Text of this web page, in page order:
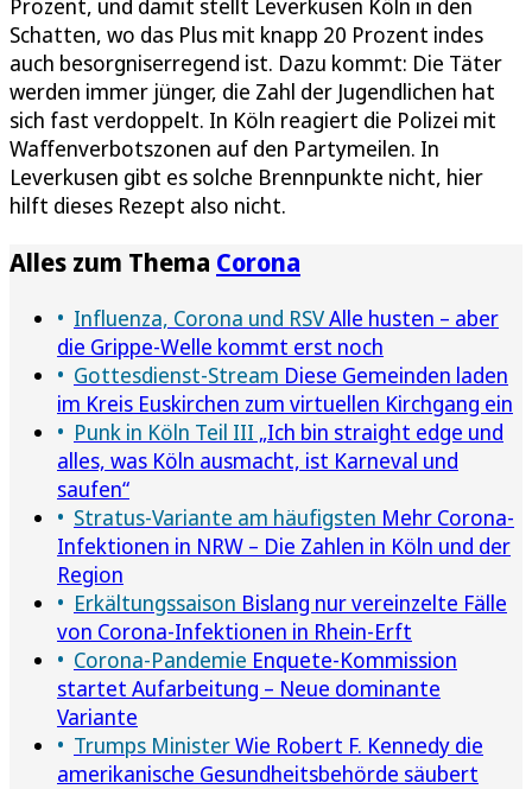
Schatten, wo das Plus mit knapp 20 Prozent indes
auch besorgniserregend ist. Dazu kommt: Die Täter
werden immer jünger, die Zahl der Jugendlichen hat
sich fast verdoppelt. In Köln reagiert die Polizei mit
Waffenverbotszonen auf den Partymeilen. In
Leverkusen gibt es solche Brennpunkte nicht, hier
hilft dieses Rezept also nicht.
Alles zum Thema Corona
Influenza, Corona und RSVAlle husten – aber
die Grippe-Welle kommt erst noch
Gottesdienst-Stream Diese Gemeinden laden
im Kreis Euskirchen zum virtuellen Kirchgang ein
Punk in Köln Teil III „Ich bin straight edge und
alles, was Köln ausmacht, ist Karneval und
saufen“
Stratus-Variante am häufigsten Mehr Corona-
Infektionen in NRW – Die Zahlen in Köln und der
Region
Erkältungssaison Bislang nur vereinzelte Fälle
von Corona-Infektionen in Rhein-Erft
Corona-Pandemie Enquete-Kommission
startet Aufarbeitung – Neue dominante
Variante
Trumps MinisterWie Robert F. Kennedy die
amerikanische Gesundheitsbehörde säubert